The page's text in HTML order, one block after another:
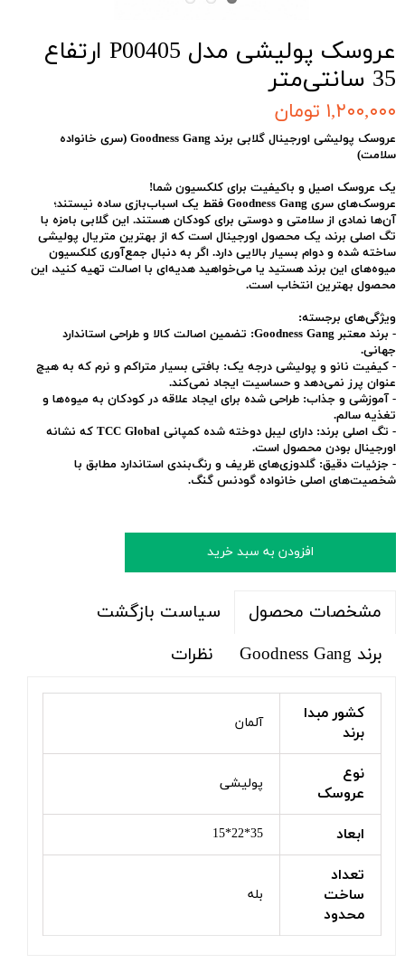
عروسک پولیشی مدل P00405 ارتفاع
35 سانتی‌متر
۱,۲۰۰,۰۰۰ تومان
عروسک پولیشی اورجینال گلابی برندGoodness Gang (سری خانواده
سلامت)
یک عروسک اصیل و باکیفیت برای کلکسیون شما!
عروسک‌های سریGoodness Gang فقط یک اسباب‌بازی ساده نیستند؛
آن‌ها نمادی از سلامتی و دوستی برای کودکان هستند. این گلابی بامزه با
تگ اصلی برند، یک محصول اورجینال است که از بهترین متریال پولیشی
ساخته شده و دوام بسیار بالایی دارد. اگر به دنبال جمع‌آوری کلکسیون
میوه‌های این برند هستید یا می‌خواهید هدیه‌ای با اصالت تهیه کنید، این
محصول بهترین انتخاب است.
ویژگی‌های برجسته:
- برند معتبر Goodness Gang:
تضمین اصالت کالا و طراحی استاندارد
جهانی.
-کیفیت نانو و پولیشی درجه یک: بافتی بسیار متراکم و نرم که به هیچ
عنوان پرز نمی‌دهد و حساسیت ایجاد نمی‌کند.
-آموزشی و جذاب: طراحی شده برای ایجاد علاقه در کودکان به میوه‌ها و
تغذیه سالم.
- تگ اصلی برند:
دارای لیبل دوخته شده کمپانی TCC Global که نشانه
اورجینال بودن محصول است.
- جزئیات دقیق: گلدوزی‌های ظریف و رنگ‌بندی استاندارد مطابق با
شخصیت‌های اصلی خانواده گودنس گنگ.
افزودن به سبد خرید
مشخصات محصول
سیاست بازگشت
برند Goodness Gang
نظرات
کشور مبدا
برند
آلمان
نوع
عروسک
پولیشی
ابعاد 35*22*15
تعداد
ساخت
محدود
بله